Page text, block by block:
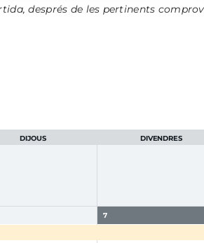
després de les pertinents
DIJOUS DIVENDRES
7